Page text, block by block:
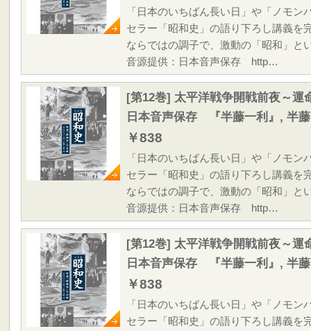
「日本のいちばん長い日」や「ノモ
セラー「昭和史」の語り下ろし講義を
ならではの調子で、激動の「昭和」
音源提供：日本音声保存 http…
[第12巻] 太平洋戦争開戦前夜～運
日本音声保存 『半藤一利』, 半
￥838
「日本のいちばん長い日」や「ノモ
セラー「昭和史」の語り下ろし講義を
ならではの調子で、激動の「昭和」
音源提供：日本音声保存 http…
[第12巻] 太平洋戦争開戦前夜～運
日本音声保存 『半藤一利』, 半
￥838
「日本のいちばん長い日」や「ノモ
セラー「昭和史」の語り下ろし講義を